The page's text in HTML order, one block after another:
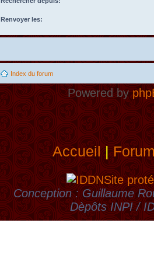
Renvoyer les:
Index du forum
Powered by
Accueil|
Site
Conception : Guillaume
Dèpôts INPI /